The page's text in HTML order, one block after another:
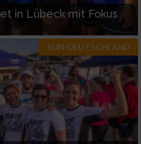
in Lübeck mit Fokus
RUN-DEUTSCHLAND